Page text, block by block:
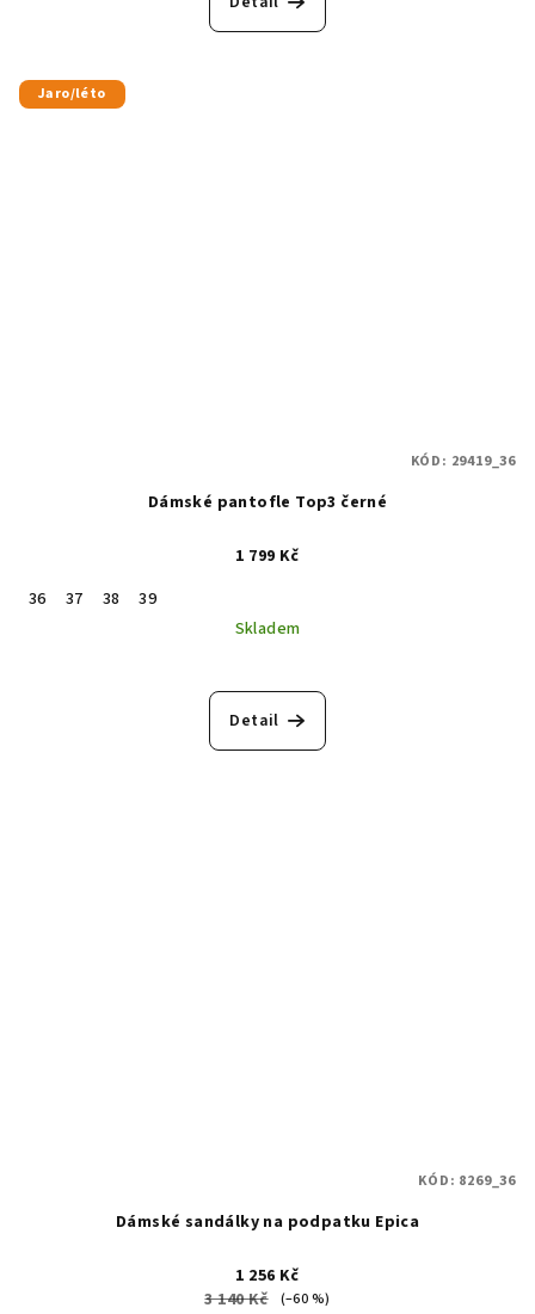
Jaro/léto
Dámské pantofle Top3 černé
1 799 Kč
36
37 38
39
Skladem
Detail
KÓD: 29419_36
Dámské sandálky na podpatku Epica
1 256 Kč
3 140 Kč
(–60 %)
KÓD: 8269_36